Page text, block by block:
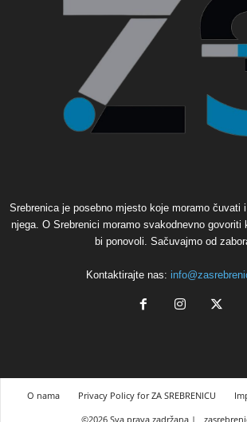
Srebrenica je posebno mjesto koje moramo čuvati
njega. O Srebrenici moramo svakodnevno
bi ponovoli. Sačuvajmo od
Kontaktirajte nas:
O nama Privacy Policy for ZA SREBRENICU
©2026 Sva prava zadržana |